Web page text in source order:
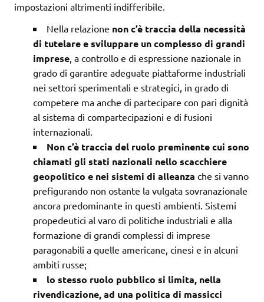
impostazioni altrimenti indifferibile.
Nella relazione non c’è traccia della necessità
di tutelare e sviluppare un complesso di grandi
imprese, a controllo e di espressione nazionale in
grado di garantire adeguate piattaforme industriali
nei settori sperimentali e strategici, in grado di
competere ma anche di partecipare con pari dignità
al sistema di compartecipazioni e di fusioni
internazionali.
Non c’è traccia del ruolo preminente cui sono
chiamati gli stati nazionali nello scacchiere
geopolitico e nei sistemi di alleanza che si vanno
prefigurando non ostante la vulgata sovranazionale
ancora predominante in questi ambienti. Sistemi
propedeutici al varo di politiche industriali e alla
formazione di grandi complessi di imprese
paragonabili a quelle americane, cinesi e in alcuni
ambiti russe;
lo stesso ruolo pubblico si limita, nella
rivendicazione, ad una politica di massicci